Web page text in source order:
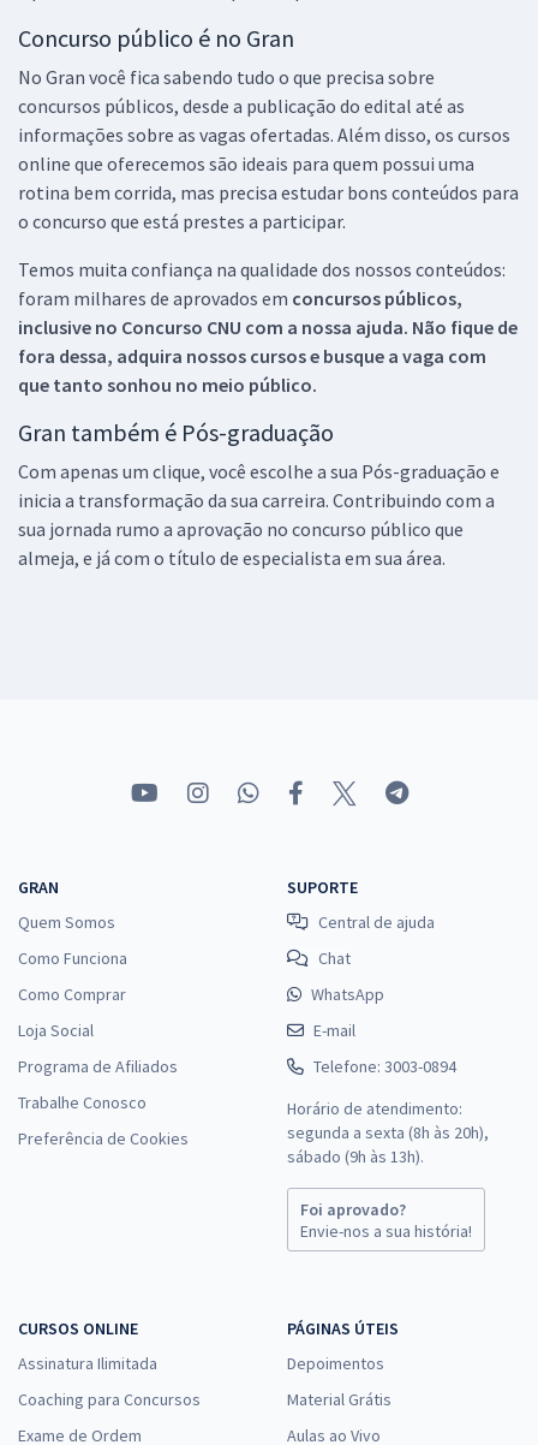
Concurso público é no Gran
No Gran você fica sabendo tudo o que precisa sobre
concursos públicos, desde a publicação do edital até as
informações sobre as vagas ofertadas. Além disso, os cursos
online que oferecemos são ideais para quem possui uma
rotina bem corrida, mas precisa estudar bons conteúdos para
o concurso que está prestes a participar.
Temos muita confiança na qualidade dos nossos conteúdos:
foram milhares de aprovados em concursos públicos,
inclusive no Concurso CNU com a nossa ajuda. Não fique de
fora dessa, adquira nossos cursos e busque a vaga com
que tanto sonhou no meio público.
Gran também é Pós-graduação
Com apenas um clique, você escolhe a sua Pós-graduação e
inicia a transformação da sua carreira. Contribuindo com a
sua jornada rumo a aprovação no concurso público que
almeja, e já com o título de especialista em sua área.
GRAN
Quem Somos
Como Funciona
Como Comprar
Loja Social
Programa de Afiliados
Trabalhe Conosco
Preferência de Cookies
SUPORTE
Central de ajuda
Chat
WhatsApp
E-mail
Telefone: 3003-0894
Horário de atendimento:
segunda a sexta (8h às 20h),
sábado (9h às 13h).
Foi aprovado?
Envie-nos a sua história!
CURSOS ONLINE
Assinatura Ilimitada
Coaching para Concursos
Exame de Ordem
PÁGINAS ÚTEIS
Depoimentos
Material Grátis
Aulas ao Vivo